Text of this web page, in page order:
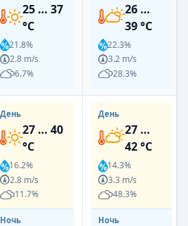
25 … 37
°C
21.8%
2.8 m/s
6.7%
26 …
39 °C
22.3%
3.2 m/s
28.3%
День
27 … 40
°C
16.2%
2.8 m/s
11.7%
Ночь
День
27 …
42 °C
14.3%
3.3 m/s
48.3%
Ночь